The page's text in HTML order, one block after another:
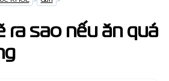
ra sao nếu ăn quá